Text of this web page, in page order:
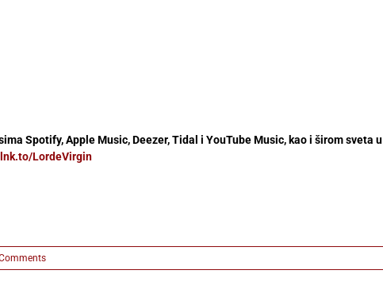
Spotify, Apple Music, Deezer, Tidal i YouTube Music, kao i širom sveta u
LordeVirgin